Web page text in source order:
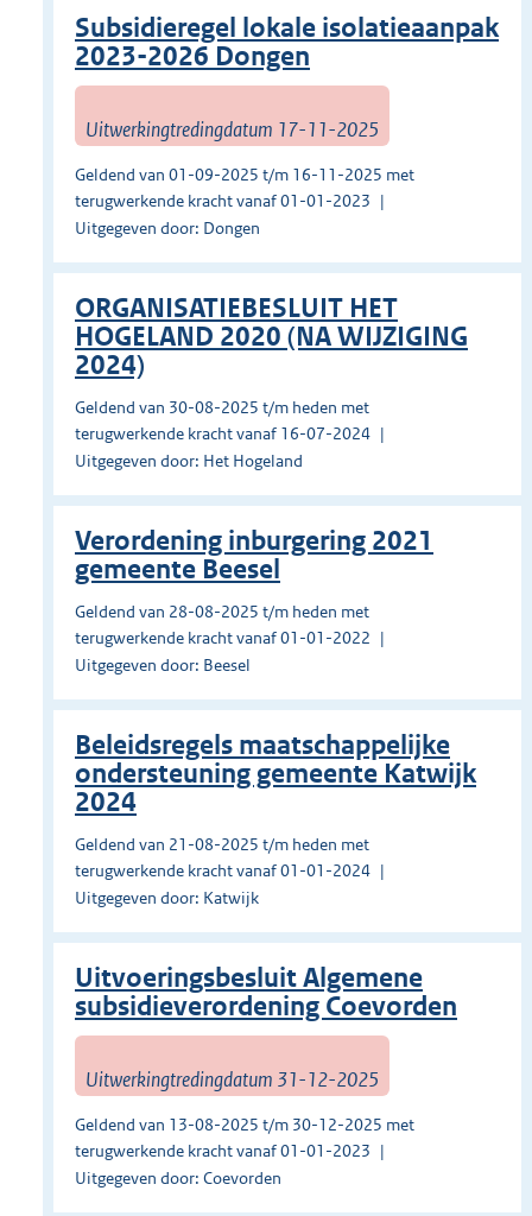
Subsidieregel lokale isolatieaanpak
2023-2026 Dongen
Uitwerkingtredingdatum 17-11-2025
Geldend van 01-09-2025 t/m 16-11-2025 met
terugwerkende kracht vanaf 01-01-2023
Uitgegeven door: Dongen
ORGANISATIEBESLUIT HET
HOGELAND 2020 (NA WIJZIGING
2024)
Geldend van 30-08-2025 t/m heden met
terugwerkende kracht vanaf 16-07-2024
Uitgegeven door: Het Hogeland
Verordening inburgering 2021
gemeente Beesel
Geldend van 28-08-2025 t/m heden met
terugwerkende kracht vanaf 01-01-2022
Uitgegeven door: Beesel
Beleidsregels maatschappelijke
ondersteuning gemeente Katwijk
2024
Geldend van 21-08-2025 t/m heden met
terugwerkende kracht vanaf 01-01-2024
Uitgegeven door: Katwijk
Uitvoeringsbesluit Algemene
subsidieverordening Coevorden
Uitwerkingtredingdatum 31-12-2025
Geldend van 13-08-2025 t/m 30-12-2025 met
terugwerkende kracht vanaf 01-01-2023
Uitgegeven door: Coevorden